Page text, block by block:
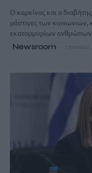
Ο καρκίνος και ο
μάστιγες των κοινωνιών,
εκατομμυρίων ανθρώπων.
Newsroom 7 Ιουνίου,